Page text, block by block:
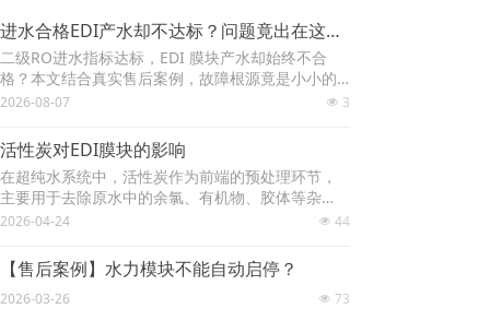
进水合格EDI产水却不达标？问题竟出在这个配件！
二级RO进水指标达标，EDI 膜块产水却始终不合
格？本文结合真实售后案例，故障根源竟是小小的
压力表失效。不少运维排查时只关注膜块、电气参
查思路与落地维保建议，帮运维同行避开排查盲
区，快速定位水质故障。
넶 3
2026-08-07
活性炭对EDI膜块的影响
在超纯水系统中，活性炭作为前端的预处理环节，
主要用于去除原水中的余氯、有机物、胶体等杂
质，为EDI膜块稳定运行打基础。活性炭处理效果的
质，合理的管控可有效规避膜块故障，降低生产成
本。
넶 44
2026-04-24
【售后案例】水力模块不能自动启停？
넶 73
2026-03-26